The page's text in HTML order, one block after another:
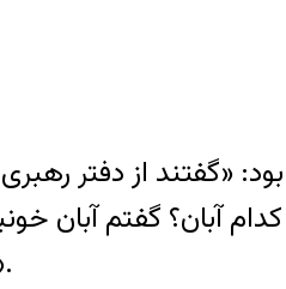
«گفتند از دفتر
دارد